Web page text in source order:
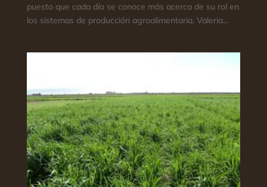
puesto que cada día se conoce más acerca de su rol en
los sistemas de producción agroalimentaria. Valeria...